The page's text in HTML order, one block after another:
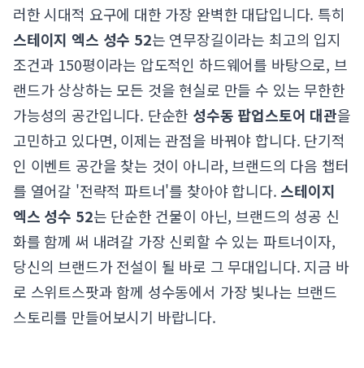
러한 시대적 요구에 대한 가장 완벽한 대답입니다. 특히
스테이지 엑스 성수 52는 연무장길이라는 최고의 입지
조건과 150평이라는 압도적인 하드웨어를 바탕으로, 브
랜드가 상상하는 모든 것을 현실로 만들 수 있는 무한한
가능성의 공간입니다. 단순한 성수동 팝업스토어 대관을
고민하고 있다면, 이제는 관점을 바꿔야 합니다. 단기적
인 이벤트 공간을 찾는 것이 아니라, 브랜드의 다음 챕터
를 열어갈 '전략적 파트너'를 찾아야 합니다. 스테이지
엑스 성수 52는 단순한 건물이 아닌, 브랜드의 성공 신
화를 함께 써 내려갈 가장 신뢰할 수 있는 파트너이자,
당신의 브랜드가 전설이 될 바로 그 무대입니다. 지금 바
로 스위트스팟과 함께 성수동에서 가장 빛나는 브랜드
스토리를 만들어보시기 바랍니다.